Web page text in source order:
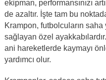
ekipman, performansınızı
de azaltır. İşte tam bu
Krampon, futbolcuların saha
sağlayan özel
ani hareketlerde kaymayı
yardımcı olur.